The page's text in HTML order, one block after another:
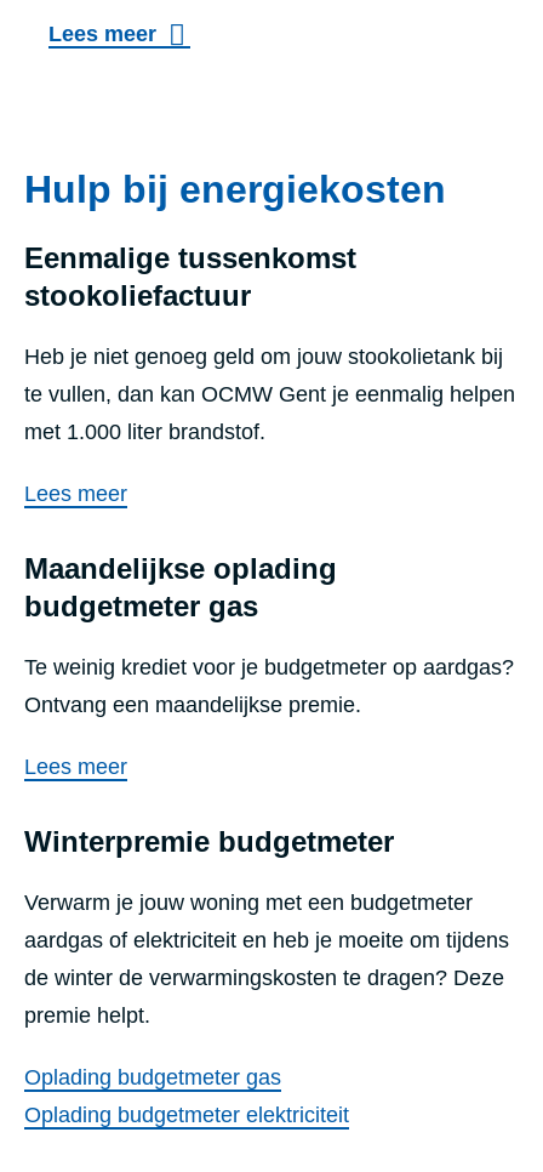
Lees meer
Hulp bij energiekosten
Eenmalige tussenkomst
stookoliefactuur
Heb je niet genoeg geld om jouw stookolietank bij
te vullen, dan kan OCMW Gent je eenmalig helpen
met 1.000 liter brandstof.
Lees meer
Maandelijkse oplading
budgetmeter gas
Te weinig krediet voor je budgetmeter op aardgas?
Ontvang een maandelijkse premie.
Lees meer
Winterpremie budgetmeter
Verwarm je jouw woning met een budgetmeter
aardgas of elektriciteit en heb je moeite om tijdens
de winter de verwarmingskosten te dragen? Deze
premie helpt.
Oplading budgetmeter gas
Oplading budgetmeter elektriciteit